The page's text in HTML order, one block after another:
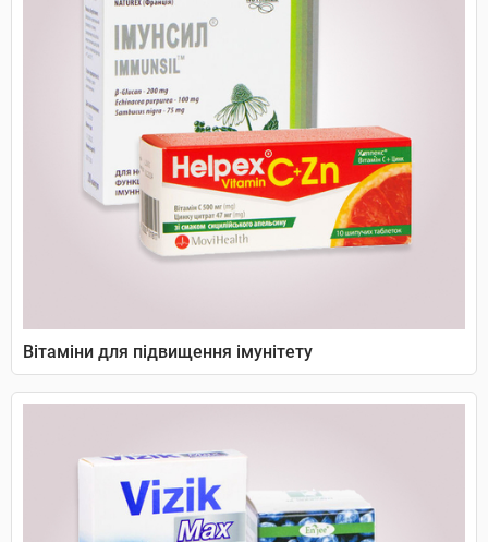
Вітаміни для підвищення імунітету